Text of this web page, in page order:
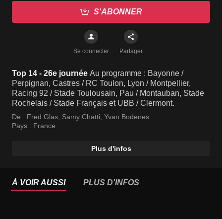
S'ABONNER
Se connecter Partager
Top 14 - 26e journée Au programme : Bayonne /
Perpignan, Castres / RC Toulon, Lyon / Montpellier,
Racing 92 / Stade Toulousain, Pau / Montauban, Stade
Rochelais / Stade Français et UBB / Clermont.
De : Fred Glas Samy Chatti Yvan Bodenes
Pays : France
Plus d'infos
À VOIR AUSSI PLUS D'INFOS